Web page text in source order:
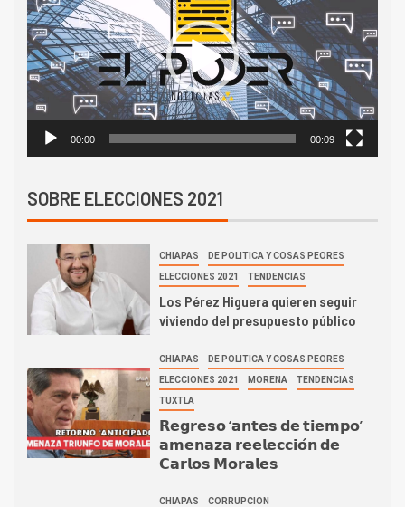
vídeo
00:00 00:09
SOBRE ELECCIONES 2021
CHIAPAS DE POLITICA Y COSAS PEORES
ELECCIONES 2021 TENDENCIAS
Los Pérez Higuera quieren seguir
viviendo del presupuesto público
CHIAPAS DE POLITICA Y COSAS PEORES
ELECCIONES 2021 MORENA TENDENCIAS
TUXTLA
𝗥𝗲𝗴𝗿𝗲𝘀𝗼 ‘𝗮𝗻𝘁𝗲𝘀 𝗱𝗲 𝘁𝗶𝗲𝗺𝗽𝗼’
𝗮𝗺𝗲𝗻𝗮𝘇𝗮 𝗿𝗲𝗲𝗹𝗲𝗰𝗰𝗶𝗼́𝗻 𝗱𝗲
𝗖𝗮𝗿𝗹𝗼𝘀 𝗠𝗼𝗿𝗮𝗹𝗲𝘀
CHIAPAS CORRUPCION